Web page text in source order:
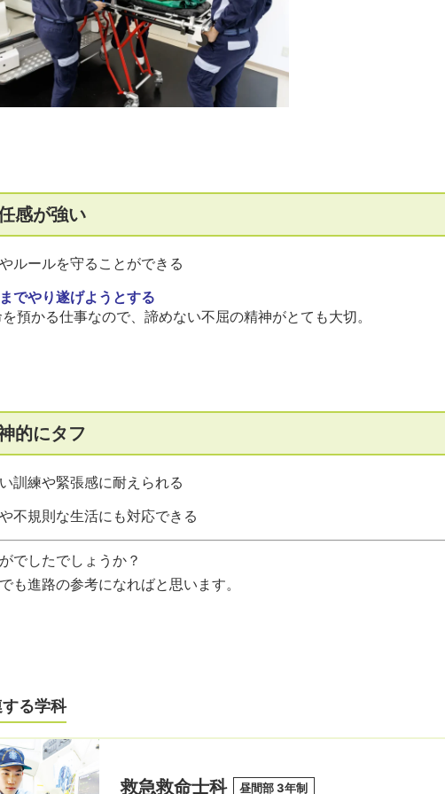
感が強い
ルールを守ることができる
でやり遂げようとする
預かる仕事なので、諦めない不屈の精神がとても大切。
的にタフ
訓練や緊張感に耐えられる
不規則な生活にも対応できる
でしたでしょうか？
も進路の参考になればと思います。
る学科
救急救命士科 昼間部 3年制